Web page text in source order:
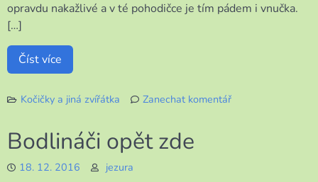
opravdu nakažlivé a v té pohodičce je tím pádem i vnučka.
[…]
Číst více
Kočičky a jiná zvířátka
Zanechat komentář
Bodlináči opět zde
18. 12. 2016 jezura